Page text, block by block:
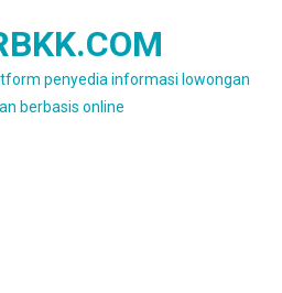
penyedia informasi lowongan
berbasis online